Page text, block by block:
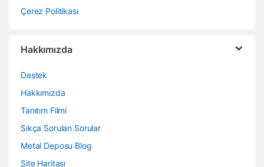
Çerez Politikası
Hakkımızda
Destek
Hakkımızda
Tanıtım Filmi
Sıkça Sorulan Sorular
Metal Deposu Blog
Site Haritası